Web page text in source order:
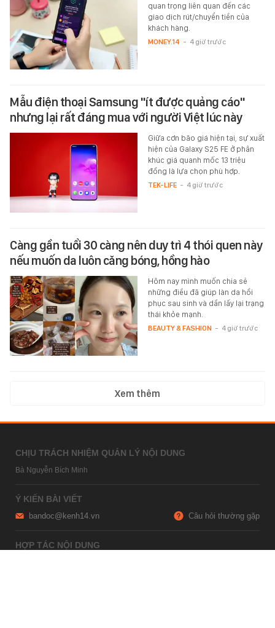
quan trọng liên quan đến các
giao dịch rút/chuyển tiền của
khách hàng.
MONEY.14 - 4 giờ trước
Mẫu điện thoại Samsung "ít được quảng cáo"
nhưng lại rất đáng mua với người Việt lúc này
Giữa cơn bão giá hiện tại, sự xuất
hiện của Galaxy S25 FE ở phân
khúc giá quanh mốc 13 triệu
đồng là lựa chọn phù hợp.
TEK-LIFE - 4 giờ trước
Càng gần tuổi 30 càng nên duy trì 4 thói quen này
nếu muốn da luôn căng bóng, hồng hào
Hôm nay mình muốn chia sẻ
những điều đã giúp làn da hồi
phục sau sinh và dần lấy lại trạng
thái khỏe mạnh.
BEAUTY & FASHION - 4 giờ trước
Xem thêm
CHỊU TRÁCH NHIỆM QUẢN LÝ NỘI DUNG
Bà Nguyễn Bích Minh
Ý KIẾN BÀI VIẾT
bandoc@kenh14.vn Câu hỏi thường gặp
HỢP TÁC NỘI DUNG